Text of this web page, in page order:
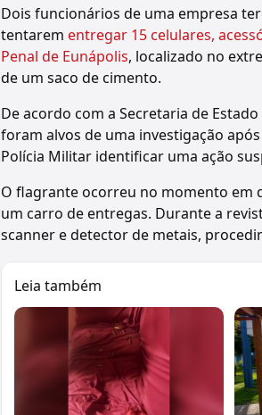
Dois funcionários de uma empresa
tentarem entregar 15 celulares,
Penal de Eunápolis, localizado no
de um saco de cimento.
De acordo com a Secretaria de
foram alvos de uma investigação
Polícia Militar identificar uma ação
O flagrante ocorreu no momento em
um carro de entregas. Durante a
scanner e detector de metais,
Leia também